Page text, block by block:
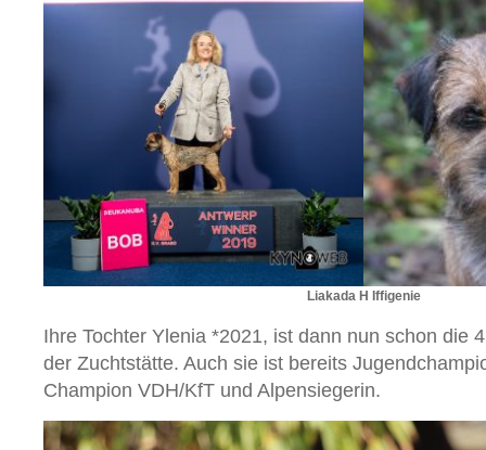
Liakada H Iffigenie
Ihre Tochter Ylenia *2021, ist dann nun schon die
der Zuchtstätte. Auch sie ist bereits
Champion VDH/KfT und Alpensiegerin.